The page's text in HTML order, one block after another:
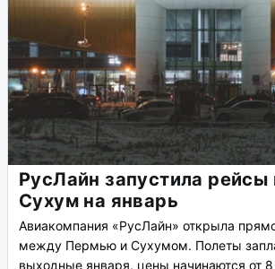
РусЛайн запустила рейсы
Сухум на январь
Авиакомпания «РусЛайн» открыла
между Пермью и Сухумом. Полеты
выходные января, цены начинаются от